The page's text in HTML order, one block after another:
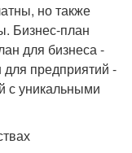
но также
Бизнес-план
для бизнеса -
предприятий -
с уникальными